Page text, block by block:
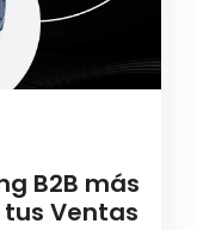
B2B más
Ventas